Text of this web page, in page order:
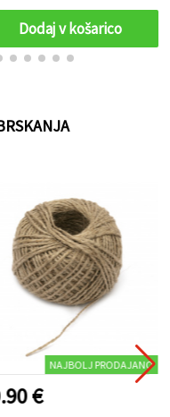
Dodaj v košarico
NAJBOLJ PRODAJANO
€